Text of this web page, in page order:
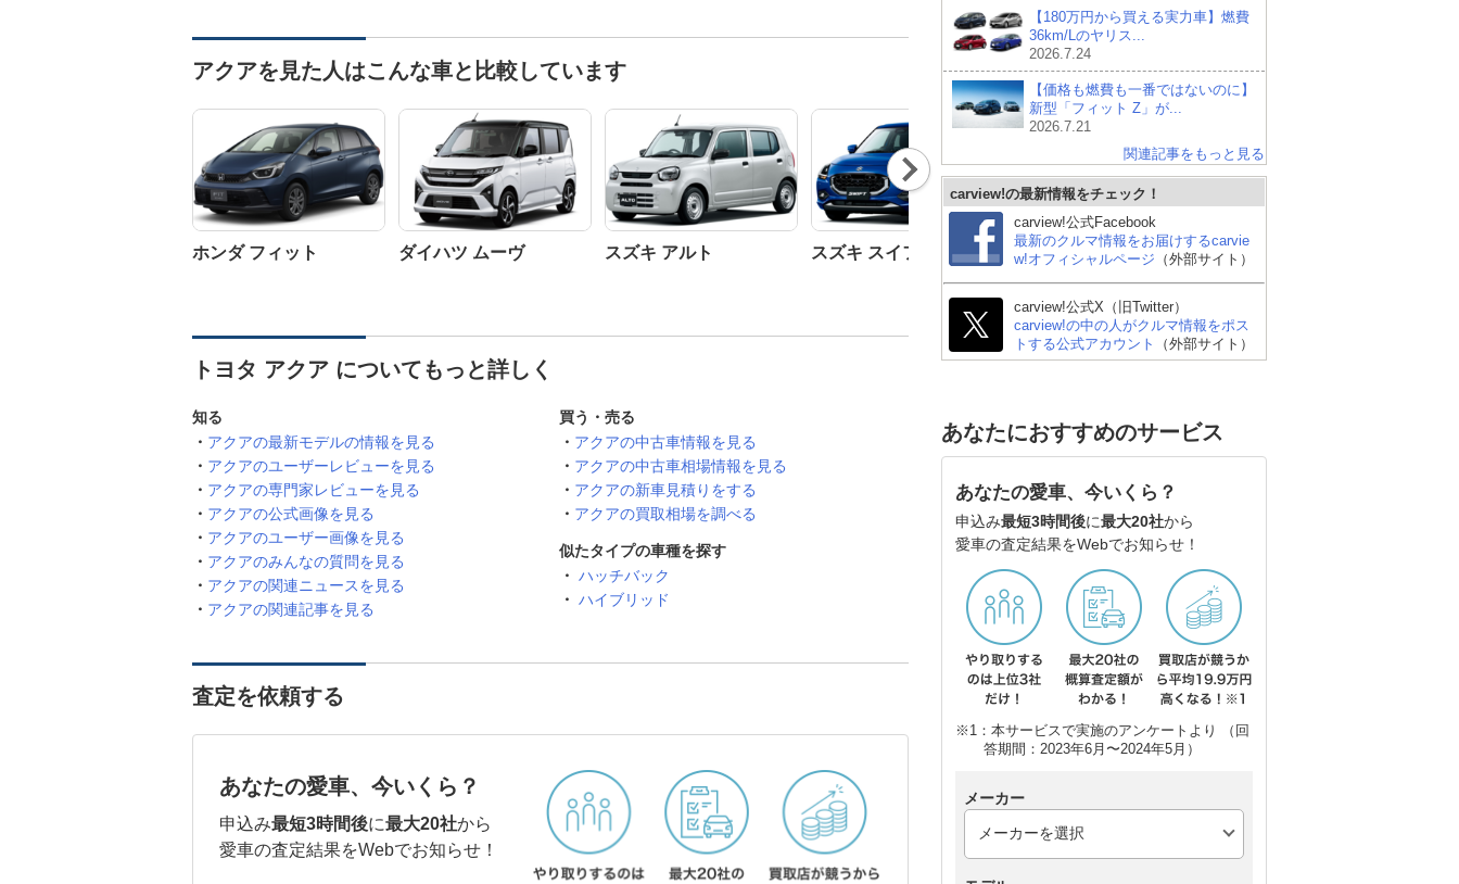
アクアを見た人はこんな車と比較しています
ホンダ フィット ダイハツ ムーヴ スズキ アルト スズキ スイフト スズキ アルトラパン ダイハツ ミライース
Nex
t
トヨタ アクア についてもっと詳しく
知る
アクアの最新モデルの情報を見る
アクアのユーザーレビューを見る
アクアの専門家レビューを見る
アクアの公式画像を見る
アクアのユーザー画像を見る
アクアのみんなの質問を見る
アクアの関連ニュースを見る
アクアの関連記事を見る
買う・売る
アクアの中古車情報を見る
アクアの中古車相場情報を見る
アクアの新車見積りをする
アクアの買取相場を調べる
似たタイプの車種を探す
ハッチバック
ハイブリッド
査定を依頼する
あなたの愛車、今いくら？
申込み最短3時間後に最大20社から
愛車の査定結果をWebでお知らせ！
【180万円から買える実力車】燃費
36km/Lのヤリス...
2026.7.24
【価格も燃費も一番ではないのに】
新型「フィット Z」が...
2026.7.21
関連記事をもっと見る
carview!の最新情報をチェック！
carview!公式Facebook
最新のクルマ情報をお届けするcarvie
w!オフィシャルページ （外部サイト）
carview!公式X（旧Twitter）
carview!の中の人がクルマ情報をポス
トする公式アカウント
（外部サイト）
あなたにおすすめのサービス
あなたの愛車、今いくら？
申込み最短3時間後に最大20社から
愛車の査定結果をWebでお知らせ！
※1：本サービスで実施のアンケートより （回
答期間：2023年6月〜2024年5月）
メーカー